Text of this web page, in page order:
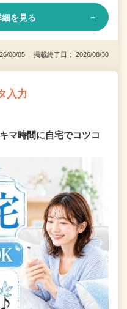
細を見る
08/05 掲載終了日： 2026/08/30
入力
マ時間に自宅でコツコ